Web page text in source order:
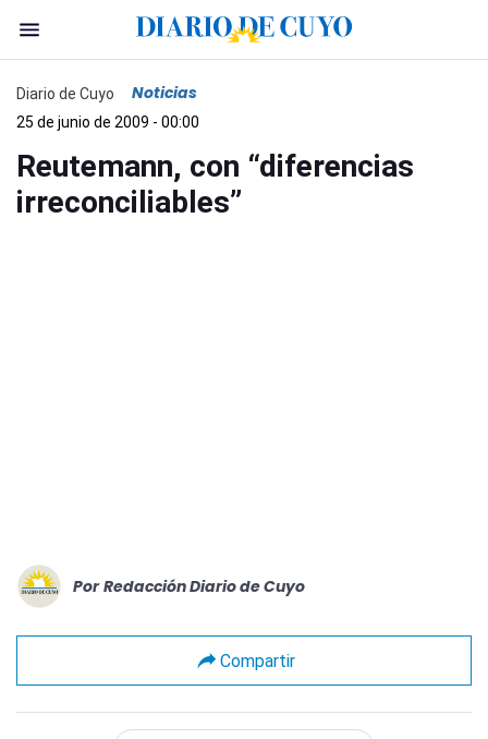
Diario de Cuyo Noticias
25 de junio de 2009 - 00:00
Reutemann, con “diferencias
irreconciliables”
Por Redacción Diario de Cuyo
Compartir